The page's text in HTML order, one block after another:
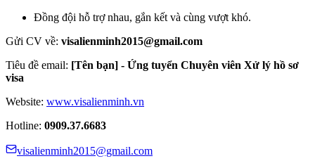
Đồng đội hỗ trợ nhau, gắn kết và cùng vượt khó.
Gửi CV về: visalienminh2015@gmail.com
Tiêu đề email: [Tên bạn] - Ứng tuyển Chuyên viên Xử lý hồ sơ
visa
Website: www.visalienminh.vn
Hotline: 0909.37.6683
visalienminh2015@gmail.com